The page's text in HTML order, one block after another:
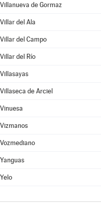
Villanueva de Gormaz
Villar del Ala
Villar del Campo
Villar del Río
Villasayas
Villaseca de Arciel
Vinuesa
Vizmanos
Vozmediano
Yanguas
Yelo